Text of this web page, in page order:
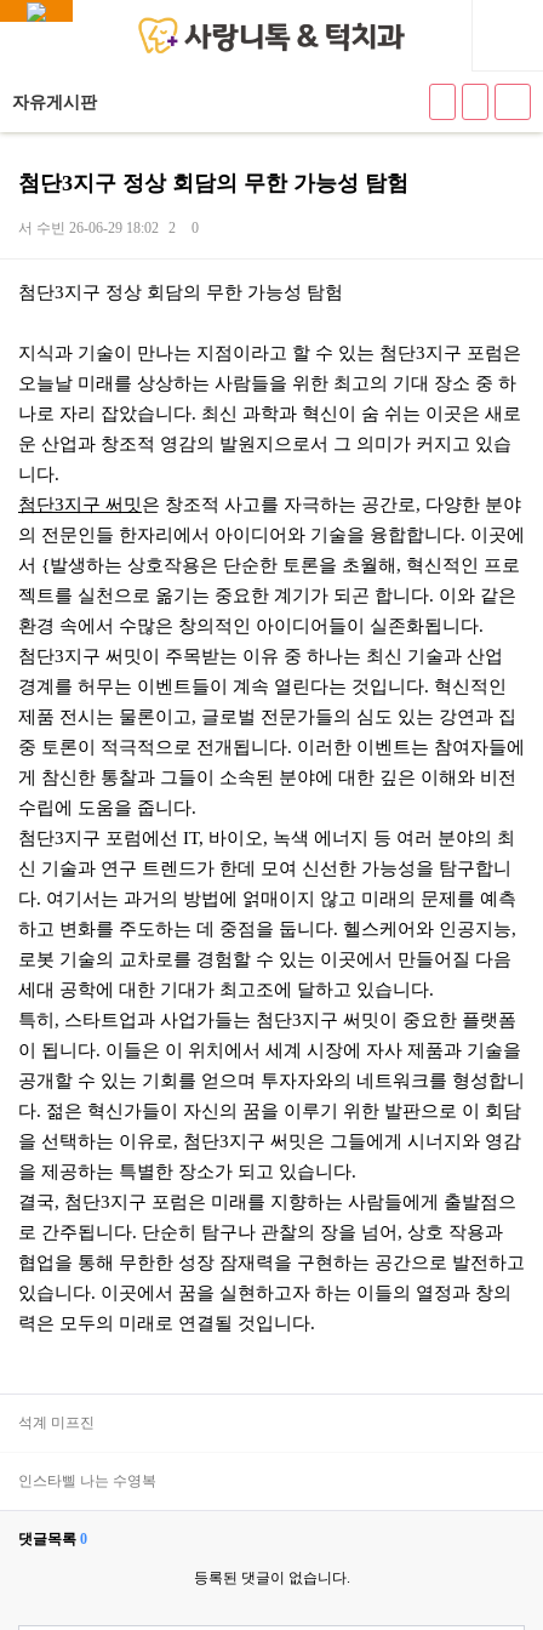
자유게시판
첨단3지구 정상 회담의 무한 가능성 탐험
서 수빈 26-06-29 18:02 2 0
본문
첨단3지구 정상 회담의 무한 가능성 탐험
지식과 기술이 만나는 지점이라고 할 수 있는 첨단3지구 포럼은
오늘날 미래를 상상하는 사람들을 위한 최고의 기대 장소 중 하
나로 자리 잡았습니다. 최신 과학과 혁신이 숨 쉬는 이곳은 새로
운 산업과 창조적 영감의 발원지으로서 그 의미가 커지고 있습
니다.
첨단3지구 써밋은 창조적 사고를 자극하는 공간로, 다양한 분야
의 전문인들 한자리에서 아이디어와 기술을 융합합니다. 이곳에
서 {발생하는 상호작용은 단순한 토론을 초월해, 혁신적인 프로
젝트를 실천으로 옮기는 중요한 계기가 되곤 합니다. 이와 같은
환경 속에서 수많은 창의적인 아이디어들이 실존화됩니다.
첨단3지구 써밋이 주목받는 이유 중 하나는 최신 기술과 산업
경계를 허무는 이벤트들이 계속 열린다는 것입니다. 혁신적인
제품 전시는 물론이고, 글로벌 전문가들의 심도 있는 강연과 집
중 토론이 적극적으로 전개됩니다. 이러한 이벤트는 참여자들에
게 참신한 통찰과 그들이 소속된 분야에 대한 깊은 이해와 비전
수립에 도움을 줍니다.
첨단3지구 포럼에선 IT, 바이오, 녹색 에너지 등 여러 분야의 최
신 기술과 연구 트렌드가 한데 모여 신선한 가능성을 탐구합니
다. 여기서는 과거의 방법에 얽매이지 않고 미래의 문제를 예측
하고 변화를 주도하는 데 중점을 둡니다. 헬스케어와 인공지능,
로봇 기술의 교차로를 경험할 수 있는 이곳에서 만들어질 다음
세대 공학에 대한 기대가 최고조에 달하고 있습니다.
특히, 스타트업과 사업가들는 첨단3지구 써밋이 중요한 플랫폼
이 됩니다. 이들은 이 위치에서 세계 시장에 자사 제품과 기술을
공개할 수 있는 기회를 얻으며 투자자와의 네트워크를 형성합니
다. 젊은 혁신가들이 자신의 꿈을 이루기 위한 발판으로 이 회담
을 선택하는 이유로, 첨단3지구 써밋은 그들에게 시너지와 영감
을 제공하는 특별한 장소가 되고 있습니다.
결국, 첨단3지구 포럼은 미래를 지향하는 사람들에게 출발점으
로 간주됩니다. 단순히 탐구나 관찰의 장을 넘어, 상호 작용과
협업을 통해 무한한 성장 잠재력을 구현하는 공간으로 발전하고
있습니다. 이곳에서 꿈을 실현하고자 하는 이들의 열정과 창의
력은 모두의 미래로 연결될 것입니다.
석계 미프진
인스타삘 나는 수영복
댓글목록 0
등록된 댓글이 없습니다.